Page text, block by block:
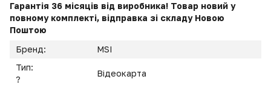
Гарантія 36 місяців від виробника! Товар новий у
повному комплекті, відправка зі складу Новою
Поштою
Бренд:
MSI
Тип:
?
Відеокарта